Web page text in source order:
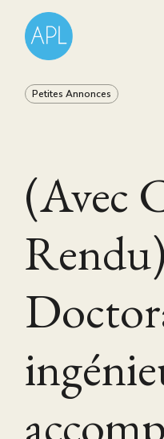
Petites Annonces
(Avec
Rendu)